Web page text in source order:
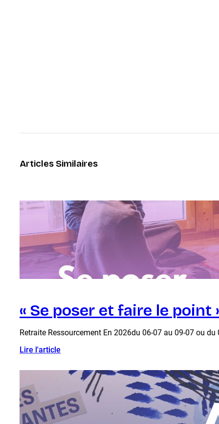
Articles Similaires
« Se poser et faire le point
Retraite Ressourcement En 2026du 06-07 au 09-07 ou
Lire l'article